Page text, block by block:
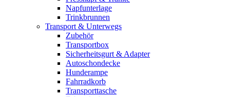
Napfunterlage
Trinkbrunnen
Transport & Unterwegs
Zubehör
Transportbox
Sicherheitsgurt & Adapter
Autoschondecke
Hunderampe
Fahrradkorb
Transporttasche